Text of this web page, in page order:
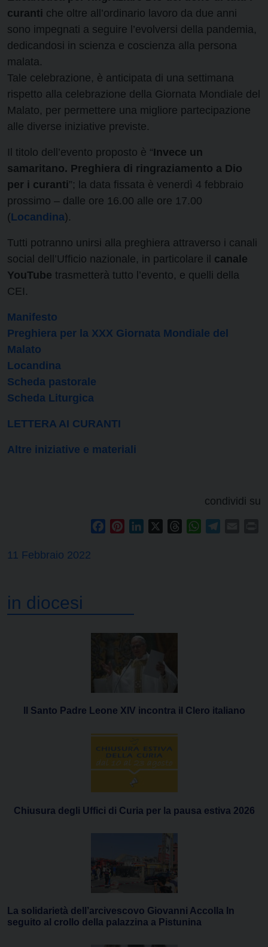
curanti che oltre all’ordinario lavoro da due anni
sono impegnati a seguire l’evolversi della pandemia,
dedicandosi in scienza e coscienza alla persona
malata.
Tale celebrazione, è anticipata di una settimana
rispetto alla celebrazione della Giornata Mondiale del
Malato, per permettere una migliore partecipazione
alle diverse iniziative previste.
Il titolo dell’evento proposto è “Invece un
samaritano. Preghiera di ringraziamento a Dio
per i curanti”; la data fissata è venerdì 4 febbraio
prossimo – dalle ore 16.00 alle ore 17.00
(Locandina).
Tutti potranno unirsi alla preghiera attraverso i canali
social dell’Ufficio nazionale, in particolare il canale
YouTube trasmetterà tutto l’evento, e quelli della
CEI.
Manifesto
Preghiera per la XXX Giornata Mondiale del
Malato
Locandina
Scheda pastorale
Scheda Liturgica
LETTERA AI CURANTI
Altre iniziative e materiali
condividi su
FacebookPinterestLinkedIn ThreadsWhatsApp
11 Febbraio 2022
in diocesi
Il Santo Padre Leone XIV incontra il Clero italiano
Chiusura degli Uffici di Curia per la pausa estiva 2026
La solidarietà dell’arcivescovo Giovanni Accolla In
seguito al crollo della palazzina a Pistunina